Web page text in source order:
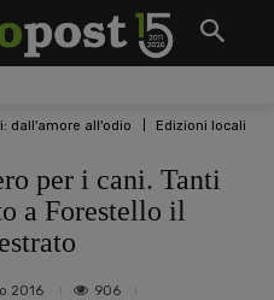
dall'amore all'odio
Edizioni locali
per i cani. Tanti
a Forestello il
2016 906